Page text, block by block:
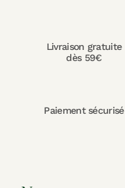
Livraison gratuite
dès 59€
Paiement sécurisé